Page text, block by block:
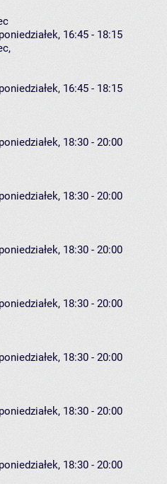
16:45 - 18:15
,
16:45 - 18:15
18:30 - 20:00
18:30 - 20:00
18:30 - 20:00
18:30 - 20:00
18:30 - 20:00
18:30 - 20:00
18:30 - 20:00